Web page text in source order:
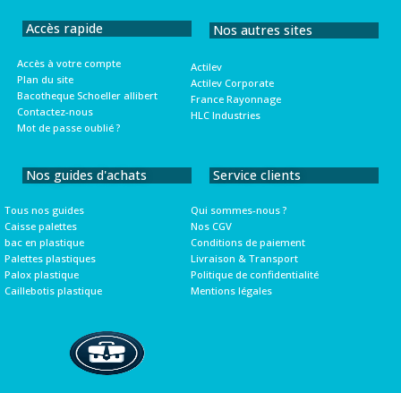
Accès rapide
Accès à votre compte
Plan du site
Bacotheque Schoeller allibert
Contactez-nous
Mot de passe oublié ?
Nos autres sites
Actilev
Actilev Corporate
France Rayonnage
HLC Industries
Nos guides d'achats
Tous nos guides
Caisse palettes
bac en plastique
Palettes plastiques
Palox plastique
Caillebotis plastique
Service clients
Qui sommes-nous ?
Nos CGV
Conditions de paiement
Livraison & Transport
Politique de confidentialité
Mentions légales